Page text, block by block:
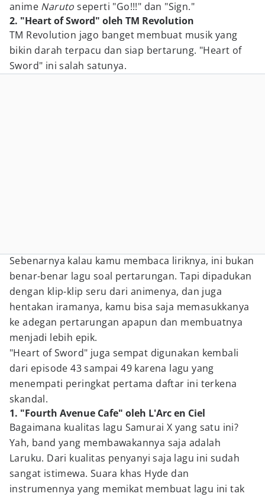
anime Narutoseperti "Go!!!" dan "Sign."
2. "Heart of Sword" oleh TM Revolution
TM Revolution jago banget membuat musik yang
bikin darah terpacu dan siap bertarung. "Heart of
Sword" ini salah satunya.
Sebenarnya kalau kamu membaca liriknya, ini bukan
benar-benar lagu soal pertarungan. Tapi dipadukan
dengan klip-klip seru dari animenya, dan juga
hentakan iramanya, kamu bisa saja memasukkanya
ke adegan pertarungan apapun dan membuatnya
menjadi lebih epik.
"Heart of Sword" juga sempat digunakan kembali
dari episode 43 sampai 49 karena lagu yang
menempati peringkat pertama daftar ini terkena
skandal.
1. "Fourth Avenue Cafe" oleh L'Arc en Ciel
Bagaimana kualitas lagu Samurai X yang satu ini?
Yah, band yang membawakannya saja adalah
Laruku. Dari kualitas penyanyi saja lagu ini sudah
sangat istimewa. Suara khas Hyde dan
instrumennya yang memikat membuat lagu ini tak